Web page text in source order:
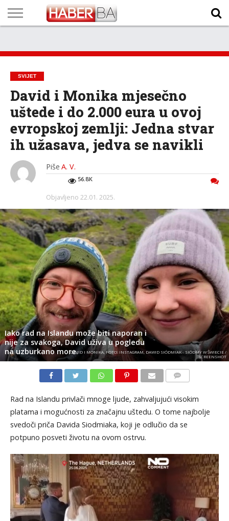
TECH
PROGRAM
PROGNOZA
PUTEVIMA
LISTA
NAMA
SVIJET
David i Monika mjesečno
uštede i do 2.000 eura u ovoj
evropskoj zemlji: Jedna stvar
ih užasava, jedva se navikli
Piše A. V.
56.8K
Objavljeno 22.01. 2025.
Iako rad na Islandu može biti naporan i
nije za svakoga, David uživa u pogledu
na uzburkano more.DAVID I MONIKA, FOTO: INSTAGRAM, DAWID SIÓDMIAK - SIÓDMY W ŚWIECIE /
SCREENSHOT
Rad na Islandu privlači mnoge ljude, zahvaljujući visokim
platama i mogućnosti za značajnu uštedu. O tome najbolje
svedoči priča Davida Siodmiaka, koji je odlučio da se
potpuno posveti životu na ovom ostrvu.